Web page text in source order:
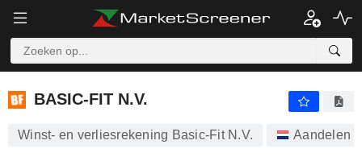
BASIC-FIT N.V.
BASIC-FIT N.V.
Winst- en verliesrekening Basic-Fit N.V. Aandelen